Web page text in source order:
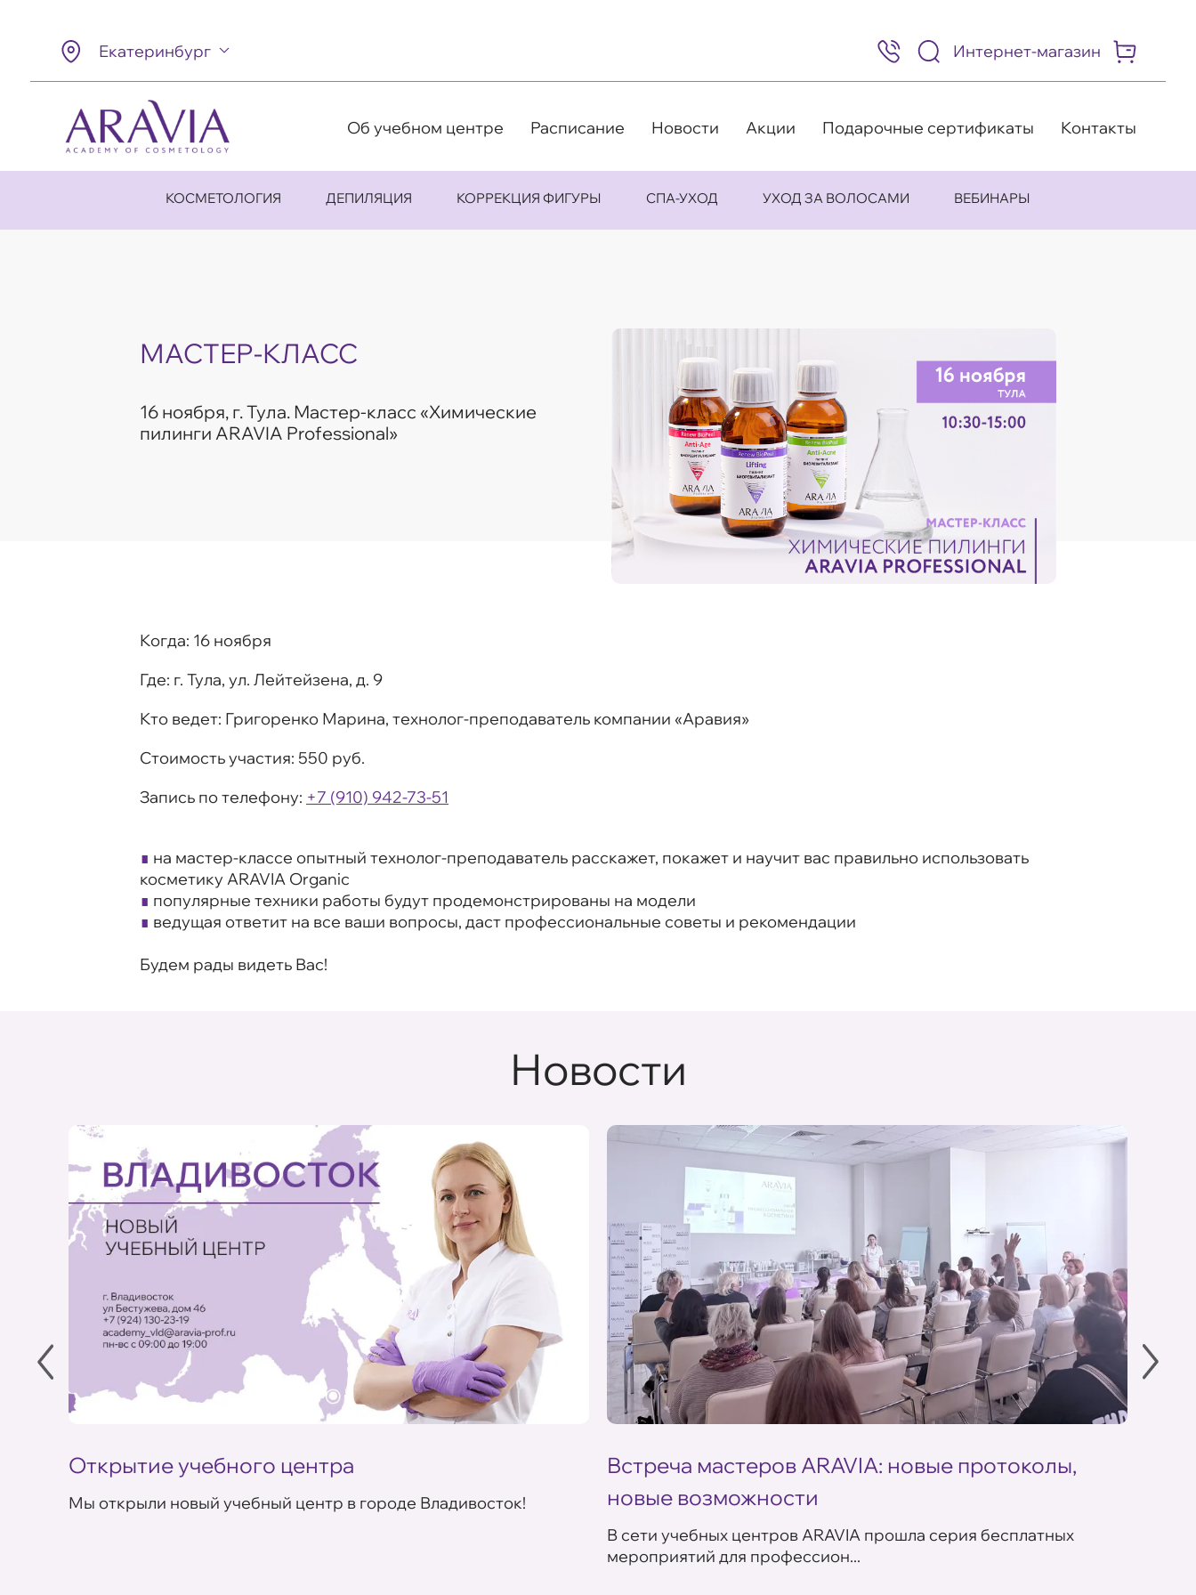
Екатеринбург
8
(495)
505-
98
Интернет-магазин
Об учебном центре Расписание Новости Акции Подарочные сертификаты Контакты
КОСМЕТОЛОГИЯ ДЕПИЛЯЦИЯ КОРРЕКЦИЯ ФИГУРЫ СПА-УХОД УХОД ЗА ВОЛОСАМИ ВЕБИНАРЫ
МАСТЕР-КЛАСС
16 ноября, г. Тула. Мастер-класс «Химические
пилинги ARAVIA Professional»
Когда: 16 ноября
Где: г. Тула, ул. Лейтейзена, д. 9
Кто ведет: Григоренко Марина, технолог-преподаватель компании «Аравия»
Стоимость участия: 550 руб.
Запись по телефону: +7 (910) 942-73-51
∎ на мастер-классе опытный технолог-преподаватель расскажет, покажет и научит вас правильно использовать
косметику ARAVIA Organic
∎ популярные техники работы будут продемонстрированы на модели
∎ ведущая ответит на все ваши вопросы, даст профессиональные советы и рекомендации
Будем рады видеть Вас!
Новости
Открытие учебного центра
Мы открыли новый учебный центр в городе Владивосток!
Встреча мастеров ARAVIA: новые протоколы,
новые возможности
В сети учебных центров ARAVIA прошла серия бесплатных
мероприятий для профессион...